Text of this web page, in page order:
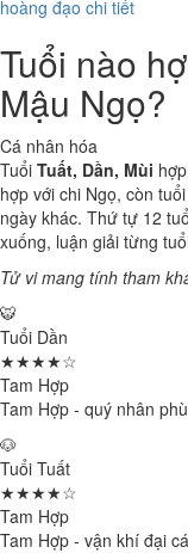
hoàng đạo chi tiết
Tuổi nào
Mậu Ngọ?
Cá nhân hóa
Tuổi Tuất, Dần, Mùi
hợp với chi Ngọ, còn tuổi
ngày khác. Thứ tự 12
xuống, luận giải từng
Tử vi mang tính tham
🐯
Tuổi Dần
★★★★☆
Tam Hợp
Tam Hợp - quý nhân
🐶
Tuổi Tuất
★★★★☆
Tam Hợp
Tam Hợp - vận khí đại